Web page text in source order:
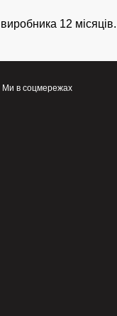
виробника 12 місяців.
Ми в соцмережах